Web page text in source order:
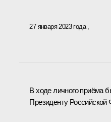
27 января 2023 года
В ходе личного приёма
Президенту